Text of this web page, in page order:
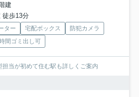
建
徒歩13分
ター 宅配ボックス
防犯カメラ
間ゴミ出し可
当が初めて住む駅も詳しくご案内